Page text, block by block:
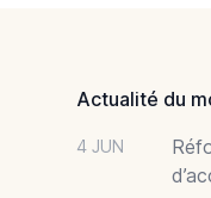
Actualité du
4 JUN